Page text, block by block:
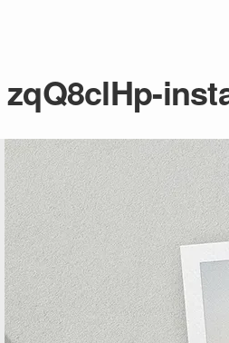
zqQ8clHp-